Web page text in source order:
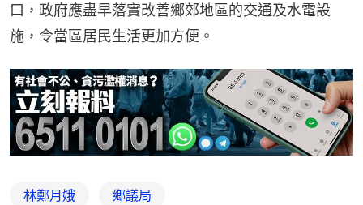
口，政府應盡早落實改善鄉郊地區的交通及水電設
施，令當區居民生活更加方便。
林鄭月娥 鄉議局